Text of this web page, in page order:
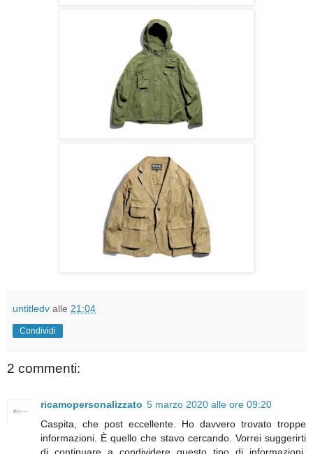
untitledv alle 21:04
Condividi
2 commenti:
ricamopersonalizzato 5 marzo 2020 alle ore 09:20
Caspita, che post eccellente. Ho davvero trovato troppe
informazioni. È quello che stavo cercando. Vorrei suggerirti